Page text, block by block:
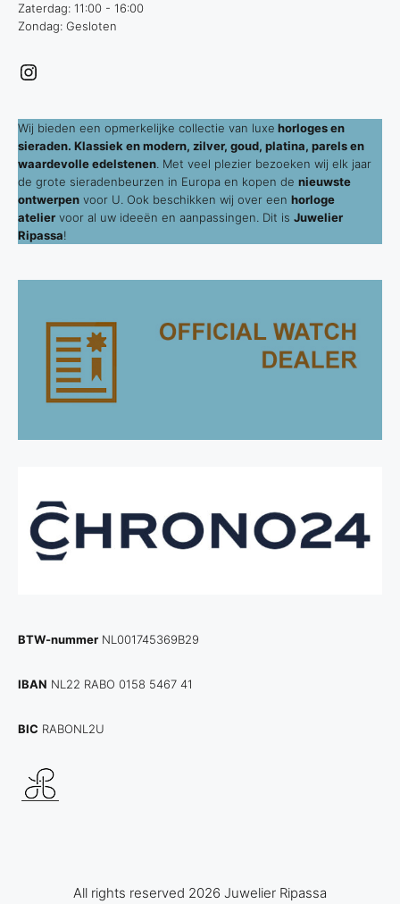
Zaterdag: 11:00 - 16:00
Zondag: Gesloten
Instagram
Wij bieden een opmerkelijke collectie van luxe horloges en
sieraden. Klassiek en modern, zilver, goud, platina, parels en
waardevolle edelstenen . Met veel plezier bezoeken wij elk jaar
de grote sieradenbeurzen in Europa en kopen de nieuwste
ontwerpen voor U. Ook beschikken wij over een horloge
atelier voor al uw ideeën en aanpassingen. Dit is Juwelier
Ripassa!
BTW-nummer NL001745369B29
IBAN NL22 RABO 0158 5467 41
BIC RABONL2U
All rights reserved 2026 Juwelier Ripassa